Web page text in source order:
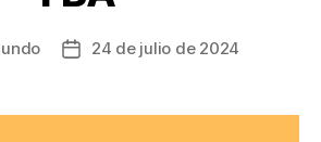
Fecha
entrada
24 de julio de 2024